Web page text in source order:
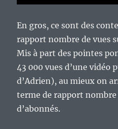
En gros, ce sont des
rapport nombre de vues
Mis à part des pointes
43 000 vues d’une vidéo
d’Adrien), au mieux on
terme de rapport nombre
d’abonnés.